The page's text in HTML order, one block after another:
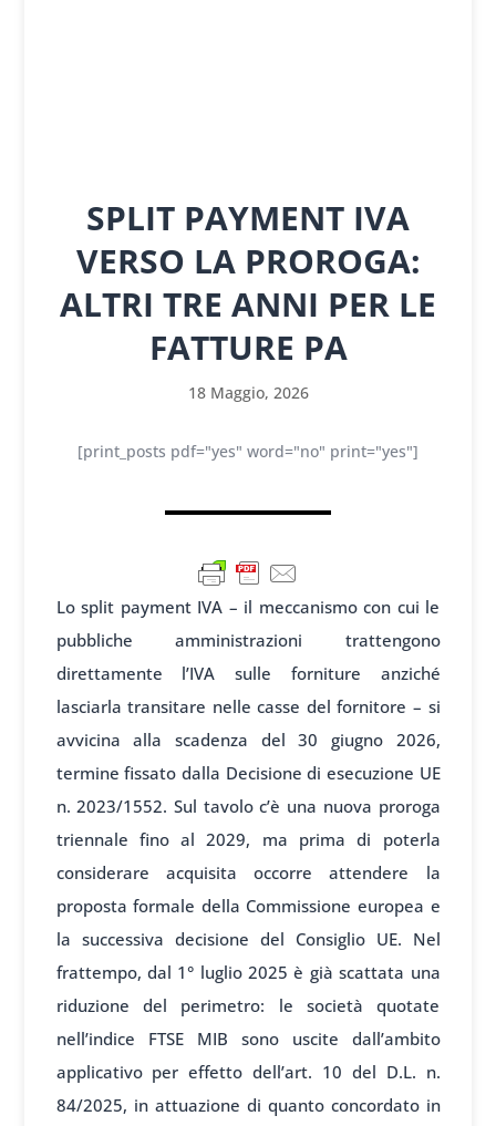
SPLIT PAYMENT IVA
VERSO LA PROROGA:
ALTRI TRE ANNI PER LE
FATTURE PA
18 Maggio, 2026
[print_posts pdf="yes" word="no" print="yes"]
Lo split payment IVA – il meccanismo con cui le
pubbliche amministrazioni trattengono
direttamente l’IVA sulle forniture anziché
lasciarla transitare nelle casse del fornitore – si
avvicina alla scadenza del 30 giugno 2026,
termine fissato dalla Decisione di esecuzione UE
n. 2023/1552. Sul tavolo c’è una nuova proroga
triennale fino al 2029, ma prima di poterla
considerare acquisita occorre attendere la
proposta formale della Commissione europea e
la successiva decisione del Consiglio UE. Nel
frattempo, dal 1° luglio 2025 è già scattata una
riduzione del perimetro: le società quotate
nell’indice FTSE MIB sono uscite dall’ambito
applicativo per effetto dell’art. 10 del D.L. n.
84/2025, in attuazione di quanto concordato in